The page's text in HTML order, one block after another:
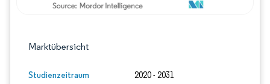
Marktübersicht
Studienzeitraum 2020 - 2031